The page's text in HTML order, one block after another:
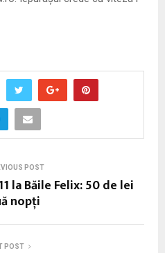
POST
la Băile Felix: 50 de lei
nopți
POST